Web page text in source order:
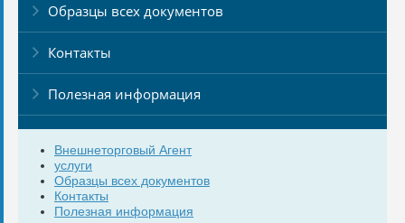
Образцы всех документов
Контакты
Полезная информация
Внешнеторговый Агент
услуги
Образцы всех документов
Контакты
Полезная информация